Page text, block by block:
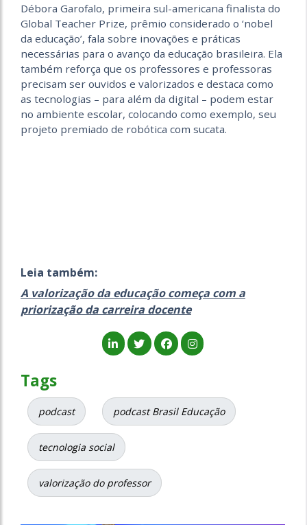
Débora Garofalo, primeira sul-americana finalista do
Global Teacher Prize, prêmio considerado o ‘nobel
da educação’, fala sobre inovações e práticas
necessárias para o avanço da educação brasileira. Ela
também reforça que os professores e professoras
precisam ser ouvidos e valorizados e destaca como
as tecnologias – para além da digital – podem estar
no ambiente escolar, colocando como exemplo, seu
projeto premiado de robótica com sucata.
Leia também:
A valorização da educação começa com a
priorização da carreira docente
Tags
podcast podcast Brasil Educação
tecnologia social
valorização do professor